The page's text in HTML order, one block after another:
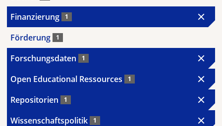
Finanzierung 1
Förderung 1
Forschungsdaten 1
Open Educational Ressources 1
Repositorien 1
Wissenschaftspolitik 1